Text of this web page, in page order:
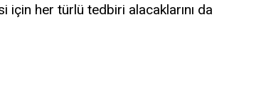
her türlü tedbiri alacaklarını da